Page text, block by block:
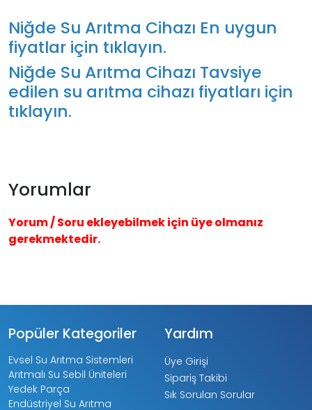
Niğde Su Arıtma Cihazı En uygun
fiyatlar için tıklayın.
Niğde Su Arıtma Cihazı Tavsiye
edilen su arıtma cihazı fiyatları için
tıklayın.
Yorumlar
Yorum / Soru ekleyebilmek için üye olmanız
gerekmektedir.
Popüler Kategoriler
Evsel Su Arıtma Sistemleri
Arıtmalı Su Sebil Üniteleri
Yedek Parça
Endüstriyel Su Arıtma
Yardım
Üye Girişi
Sipariş Takibi
Sık Sorulan Sorular